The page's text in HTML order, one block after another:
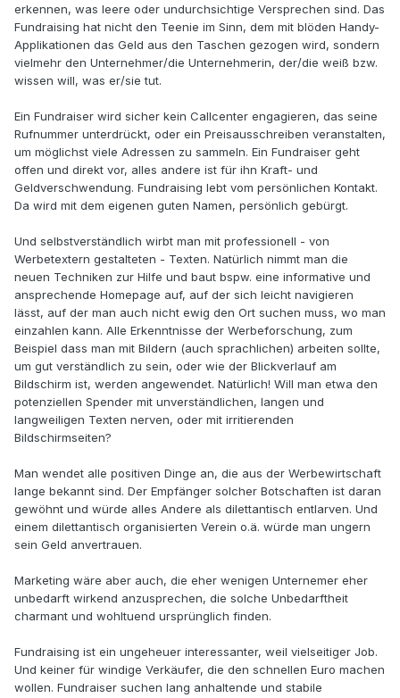
erkennen, was leere oder undurchsichtige Versprechen sind. Das
Fundraising hat nicht den Teenie im Sinn, dem mit blöden Handy-
Applikationen das Geld aus den Taschen gezogen wird, sondern
vielmehr den Unternehmer/die Unternehmerin, der/die weiß bzw.
wissen will, was er/sie tut.
Ein Fundraiser wird sicher kein Callcenter engagieren, das seine
Rufnummer unterdrückt, oder ein Preisausschreiben veranstalten,
um möglichst viele Adressen zu sammeln. Ein Fundraiser geht
offen und direkt vor, alles andere ist für ihn Kraft- und
Geldverschwendung. Fundraising lebt vom persönlichen Kontakt.
Da wird mit dem eigenen guten Namen, persönlich gebürgt.
Und selbstverständlich wirbt man mit professionell - von
Werbetextern gestalteten - Texten. Natürlich nimmt man die
neuen Techniken zur Hilfe und baut bspw. eine informative und
ansprechende Homepage auf, auf der sich leicht navigieren
lässt, auf der man auch nicht ewig den Ort suchen muss, wo man
einzahlen kann. Alle Erkenntnisse der Werbeforschung, zum
Beispiel dass man mit Bildern (auch sprachlichen) arbeiten sollte,
um gut verständlich zu sein, oder wie der Blickverlauf am
Bildschirm ist, werden angewendet. Natürlich! Will man etwa den
potenziellen Spender mit unverständlichen, langen und
langweiligen Texten nerven, oder mit irritierenden
Bildschirmseiten?
Man wendet alle positiven Dinge an, die aus der Werbewirtschaft
lange bekannt sind. Der Empfänger solcher Botschaften ist daran
gewöhnt und würde alles Andere als dilettantisch entlarven. Und
einem dilettantisch organisierten Verein o.ä. würde man ungern
sein Geld anvertrauen.
Marketing wäre aber auch, die eher wenigen Unternemer eher
unbedarft wirkend anzusprechen, die solche Unbedarftheit
charmant und wohltuend ursprünglich finden.
Fundraising ist ein ungeheuer interessanter, weil vielseitiger Job.
Und keiner für windige Verkäufer, die den schnellen Euro machen
wollen. Fundraiser suchen lang anhaltende und stabile